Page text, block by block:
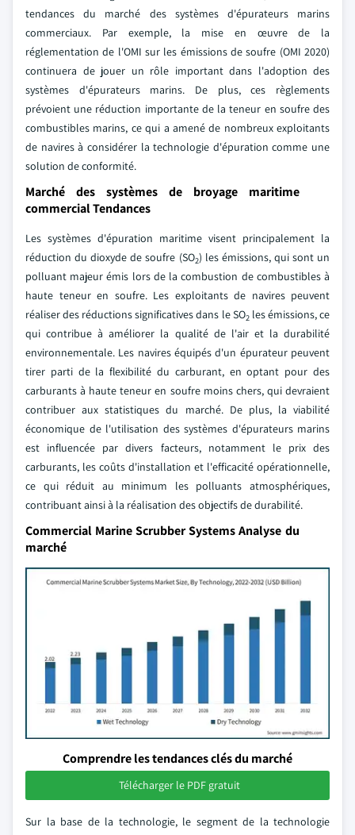
tendances du marché des systèmes d'épurateurs marins
commerciaux. Par exemple, la mise en œuvre de la
réglementation de l'OMI sur les émissions de soufre (OMI 2020)
continuera de jouer un rôle important dans l'adoption des
systèmes d'épurateurs marins. De plus, ces règlements
prévoient une réduction importante de la teneur en soufre des
combustibles marins, ce qui a amené de nombreux exploitants
de navires à considérer la technologie d'épuration comme une
solution de conformité.
Marché des systèmes de broyage maritime
commercial Tendances
Les systèmes d'épuration maritime visent principalement la
réduction du dioxyde de soufre (SO2) les émissions, qui sont un
polluant majeur émis lors de la combustion de combustibles à
haute teneur en soufre. Les exploitants de navires peuvent
réaliser des réductions significatives dans le SO2les émissions, ce
qui contribue à améliorer la qualité de l'air et la durabilité
environnementale. Les navires équipés d'un épurateur peuvent
tirer parti de la flexibilité du carburant, en optant pour des
carburants à haute teneur en soufre moins chers, qui devraient
contribuer aux statistiques du marché. De plus, la viabilité
économique de l'utilisation des systèmes d'épurateurs marins
est influencée par divers facteurs, notamment le prix des
carburants, les coûts d'installation et l'efficacité opérationnelle,
ce qui réduit au minimum les polluants atmosphériques,
contribuant ainsi à la réalisation des objectifs de durabilité.
Commercial Marine Scrubber Systems Analyse du
marché
Comprendre les tendances clés du marché
Télécharger le PDF gratuit
Sur la base de la technologie, le segment de la technologie